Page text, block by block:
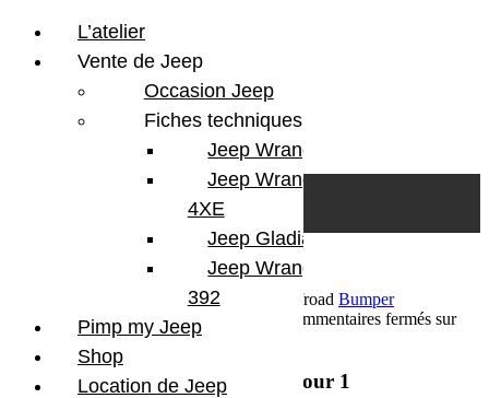
Par Martial BumperOffroad Bumper
Bumper OffRoad|Jeep Commentaires fermés sur
Raid Sahara Tour Maroc 2018 Jour 1
Raid Sahara Tour Maroc 2018 Jour 1
L’atelier
Vente de Jeep
Occasion Jeep
Fiches techniques
Jeep Wrangler JL
Jeep Wrangler
4XE
Jeep Gladiator
Jeep Wrangler V8
392
Pimp my Jeep
Shop
Location de Jeep